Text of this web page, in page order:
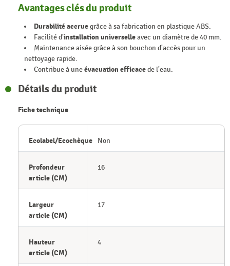
Avantages clés du produit
Durabilité accruegrâce à sa fabrication en plastique ABS.
Facilité d'installation universelleavec un diamètre de 40 mm.
Maintenance aisée grâce à son bouchon d'accès pour un
nettoyage rapide.
Contribue à uneévacuation efficacede l'eau.
Détails du produit
Fiche technique
Ecolabel/Ecochèque Non
Profondeur
article (CM)
16
Largeur
article (CM)
17
Hauteur
article (CM)
4